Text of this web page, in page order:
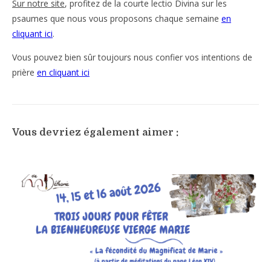
Sur notre site, profitez de la courte lectio Divina sur les
psaumes que nous vous proposons chaque semaine en
cliquant ici.
Vous pouvez bien sûr toujours nous confier vos intentions de
prière en cliquant ici
Vous devriez également aimer :